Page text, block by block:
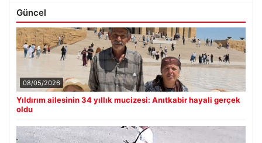
Güncel
08/05/2026
Yıldırım ailesinin 34 yıllık mucizesi: Anıtkabir hayali gerçek
oldu